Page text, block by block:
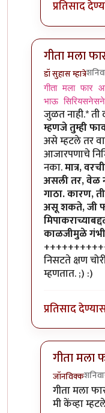
प्रतिसाद
गीता मला
डॉ सुहास म्हात्रे
In reply to
गीता मला फार
भाऊ
जुळत नाही.* ती
म्हणजे तुम्ही
असे म्हटले तर
आजारपणाचे
नका.मात्र,
असली तर, वेळ
गाठा. कारण,
असू शकते, जी
काळजीमुळे
निसटते क्षण
म्हणतात. ;) :)
प्रतिसाद
गीता मला
जॉनविक्क
In reply to
गीता मला
मी केंव्हा